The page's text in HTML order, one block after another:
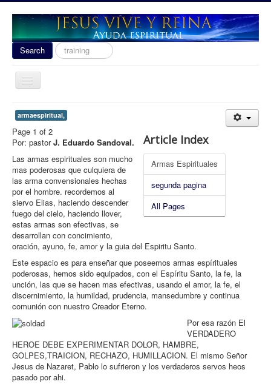
Search
Search
...
Toggle
Ayuda Espiritual
Las señales del fin 2020
Escuela de Guerra
Temas
Youtube
donacion
Contact
armaespiritual,
Article Index
Armas Espirituales
segunda pagina
All Pages
Page 1 of 2
Por: pastorJ. Eduardo Sandoval.
Las armas espirituales son mucho
mas poderosas que culquiera de
las arma convensionales hechas
por el hombre. recordemos al
siervo Elias, haciendo descender
fuego del cielo, haciendo llover,
estas armas son efectivas, se
desarrollan con concimiento,
oración, ayuno, fe, amor y la guia del Espiritu Santo.
Este espacio es para enseñar que poseemos armas espírituales
poderosas, hemos sido equipados, con el Espíritu Santo, la fe, la
unción, las que se hacen mas efectivas, usando el amor, la fe, el
discernimiento, la humildad, prudencia, mansedumbre y continua
comunión con nuestro Creador Eterno.
Por esa razón El
VERDADERO
HEROE DEBE EXPERIMENTAR DOLOR, HAMBRE,
GOLPES,TRAICION, RECHAZO, HUMILLACION. El mismo Señor
Jesus de Nazaret, Pablo lo sufrieron y los verdaderos servos heos
pasado por ahi.